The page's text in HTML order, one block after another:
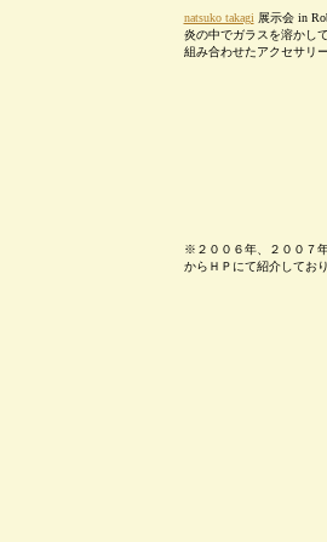
natsuko takagi 展示会 in
炎の中でガラスを溶かし
組み合わせたアクセサリ
※２００６年、２００７
からＨＰにて紹介しており